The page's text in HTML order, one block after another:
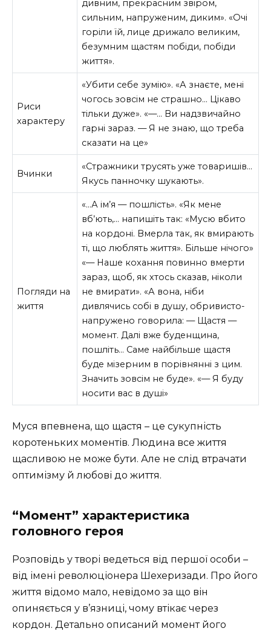
дивним, прекрасним звіром,
сильним, на­пруженим, диким». «Очі
горіли їй, лице дрижало великим,
безумним щастям побіди, побіди
життя».
Риси
характеру
«Убити себе зумію». «А знаєте, мені
чогось зовсім не страшно… Цікаво
тільки дуже». «—… Ви надзвичайно
гарні зараз. — Я не знаю, що треба
сказати на це»
Вчинки
«Стражники трусять уже товаришів…
Якусь панночку шукають».
Погляди на
життя
«…А ім’я — пошлість». «Як мене
вб’ють,… напишіть так: «Мусю вбито
на кордоні. Вмерла так, як вмира­ють
ті, що люблять життя». Більше ні­чого»
«— Наше кохання повинно вмерти
зараз, щоб, як хтось сказав, ніколи
не вмирати». «А вона, ніби
дивлячись собі в душу, обривисто-
напружено говорила: — Щастя —
момент. Далі вже буденщина,
пошліть… Саме найбільше щастя
буде мі­зерним в порівнянні з цим.
Значить зовсім не буде». «— Я буду
носити вас в душі»
Муся впевнена, що щастя – це сукупність
коротеньких моментів. Людина все життя
щасливою не може бути. Але не слід втрачати
оптимізму й любові до життя.
“Момент” характеристика
головного героя
Розповідь у творі ведеться від першої особи –
від імені революціонера Шехеризади. Про його
життя відомо мало, невідомо за що він
опиняється у в’язниці, чому втікає через
кордон. Детально описаний момент його